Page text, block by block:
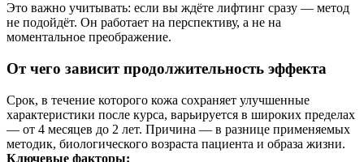
Это важно учитывать: если вы ждёте лифтинг сразу — метод
не подойдёт. Он работает на перспективу, а не на
моментальное преображение.
От чего зависит продолжительность эффекта
Срок, в течение которого кожа сохраняет улучшенные
характеристики после курса, варьируется в широких пределах
— от 4 месяцев до 2 лет. Причина — в разнице применяемых
методик, биологического возраста пациента и образа жизни.
Ключевые факторы: